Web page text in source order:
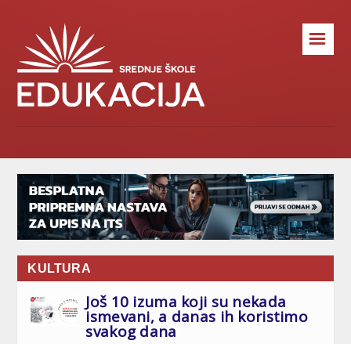
☰
KULTURA
Još 10 izuma koji su nekada
ismevani, a danas ih koristimo
svakog dana